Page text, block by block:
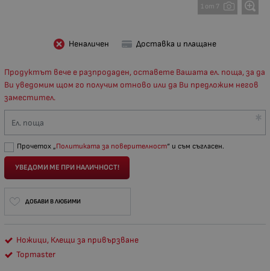
1 от 7
Неналичен Доставка и плащане
Продуктът вече е разпродаден, оставете Вашата ел. поща, за да
Ви уведомим щом го получим отново или да Ви предложим негов
заместител.
Ел. поща
Прочетох „Политиката за поверителност“ и съм съгласен.
УВЕДОМИ МЕ ПРИ НАЛИЧНОСТ!
ДОБАВИ В ЛЮБИМИ
Ножици, Клещи за привързване
Topmaster